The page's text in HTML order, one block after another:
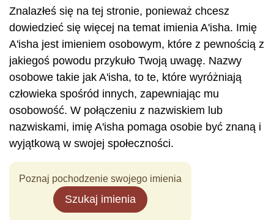
Znalazłeś się na tej stronie, ponieważ chcesz
dowiedzieć się więcej na temat imienia A'isha. Imię
A'isha jest imieniem osobowym, które z pewnością z
jakiegoś powodu przykuło Twoją uwagę. Nazwy
osobowe takie jak A'isha, to te, które wyróżniają
człowieka spośród innych, zapewniając mu
osobowość. W połączeniu z nazwiskiem lub
nazwiskami, imię A'isha pomaga osobie być znaną i
wyjątkową w swojej społeczności.
Poznaj pochodzenie swojego imienia
Szukaj imienia